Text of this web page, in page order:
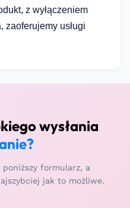
z wyłączeniem
zaoferujemy usługi
wysłania
poniższy formularz, a
jak to możliwe.